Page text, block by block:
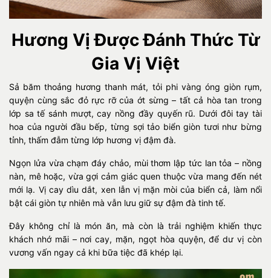
Hương Vị Được Đánh Thức Từ
Gia Vị Việt
Sả băm thoảng hương thanh mát, tỏi phi vàng óng giòn rụm,
quyện cùng sắc đỏ rực rỡ của ớt sừng – tất cả hòa tan trong
lớp sa tế sánh mượt, cay nồng đầy quyến rũ. Dưới đôi tay tài
hoa của người đầu bếp, từng sợi tảo biển giòn tươi như bừng
tỉnh, thấm đẫm từng lớp hương vị đậm đà.
Ngọn lửa vừa chạm đáy chảo, mùi thơm lập tức lan tỏa – nồng
nàn, mê hoặc, vừa gợi cảm giác quen thuộc vừa mang đến nét
mới lạ. Vị cay dìu dắt, xen lẫn vị mặn mòi của biển cả, làm nổi
bật cái giòn tự nhiên mà vẫn lưu giữ sự đậm đà tinh tế.
Đây không chỉ là món ăn, mà còn là trải nghiệm khiến thực
khách nhớ mãi – nơi cay, mặn, ngọt hòa quyện, để dư vị còn
vương vấn ngay cả khi bữa tiệc đã khép lại.